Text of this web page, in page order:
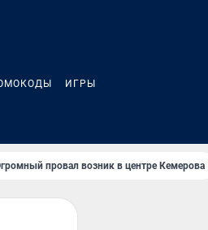
ИГРЫ
провал возник в центре Кемерова